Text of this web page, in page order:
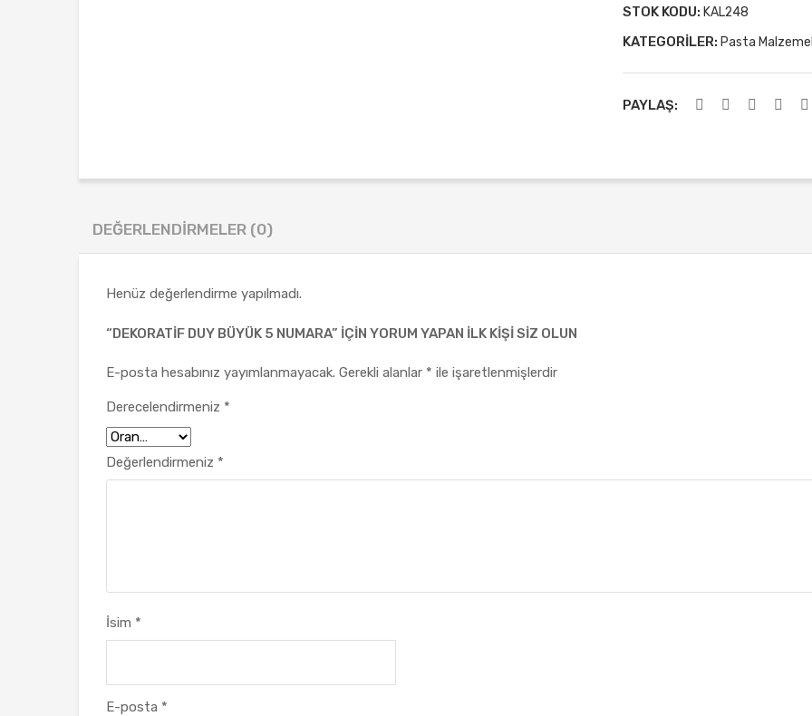
STOK KODU: KAL248
KATEGORILER: Pasta
PAYLAŞ:
DEĞERLENDIRMELER (0)
Henüz değerlendirme yapılmadı.
“DEKORATIF DUY BÜYÜK 5 NUMARA” IÇIN YORUM YAPAN ILK KIŞI SIZ OLUN
E-posta hesabınız yayımlanmayacak. Gerekli alanlar * ile işaretlenmişlerdir
Derecelendirmeniz *
Değerlendirmeniz *
İsim *
E-posta *